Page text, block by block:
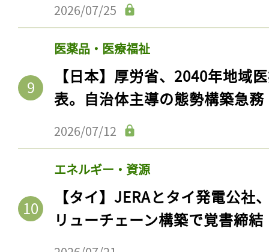
2026/07/25
医薬品・医療福祉
【日本】厚労省、2040年地域
表。自治体主導の態勢構築急務
2026/07/12
エネルギー・資源
【タイ】JERAとタイ発電公社
リューチェーン構築で覚書締結